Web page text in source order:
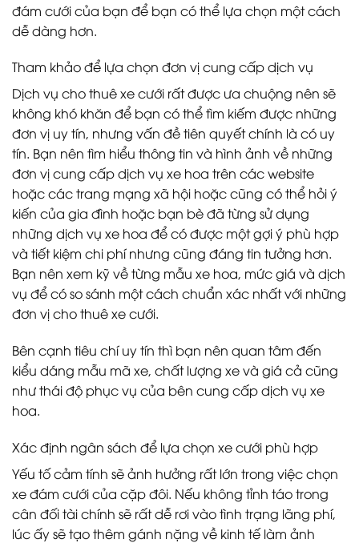
đám cưới của bạn để bạn có thể lựa chọn một cách
dễ dàng hơn.
Tham khảo để lựa chọn đơn vị cung cấp dịch vụ
Dịch vụ cho thuê xe cưới rất được ưa chuộng nên sẽ
không khó khăn để bạn có thể tìm kiếm được những
đơn vị uy tín, nhưng vấn đề tiên quyết chính là có uy
tín. Bạn nên tìm hiểu thông tin và hình ảnh về những
đơn vị cung cấp dịch vụ xe hoa trên các website
hoặc các trang mạng xã hội hoặc cũng có thể hỏi ý
kiến của gia đình hoặc bạn bè đã từng sử dụng
những dịch vụ xe hoa để có được một gợi ý phù hợp
và tiết kiệm chi phí nhưng cũng đáng tin tưởng hơn.
Bạn nên xem kỹ về từng mẫu xe hoa, mức giá và dịch
vụ để có so sánh một cách chuẩn xác nhất với những
đơn vị cho thuê xe cưới.
Bên cạnh tiêu chí uy tín thì bạn nên quan tâm đến
kiểu dáng mẫu mã xe, chất lượng xe và giá cả cũng
như thái độ phục vụ của bên cung cấp dịch vụ xe
hoa.
Xác định ngân sách để lựa chọn xe cưới phù hợp
Yếu tố cảm tính sẽ ảnh hưởng rất lớn trong việc chọn
xe đám cưới của cặp đôi. Nếu không tỉnh táo trong
cân đối tài chính sẽ rất dễ rơi vào tình trạng lãng phí,
lúc ấy sẽ tạo thêm gánh nặng về kinh tế làm ảnh